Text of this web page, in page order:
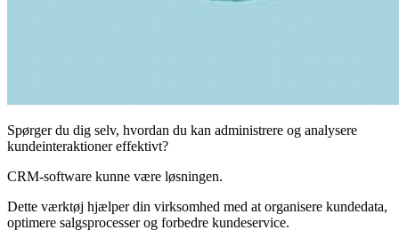
Spørger du dig selv, hvordan du kan administrere og analysere
kundeinteraktioner effektivt?
CRM-software kunne være løsningen.
Dette værktøj hjælper din virksomhed med at organisere kundedata,
optimere salgsprocesser og forbedre kundeservice.